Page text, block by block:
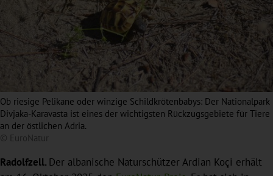
Ob riesige Pelikane oder winzige Schildkrötenbabys: Der Nationalpark
Divjaka-Karavasta ist eines der wichtigsten Rückzugsgebiete für Tiere
an der östlichen Adria.
© EuroNatur
Radolfzell. Der albanische Naturschützer Ardian Koçi erhält